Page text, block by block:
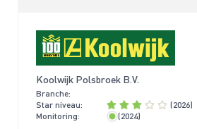
Koolwijk Polsbroek B.V.
Branche:
Star niveau:
(2026)
Monitoring:
< 2 jaar
(2024)